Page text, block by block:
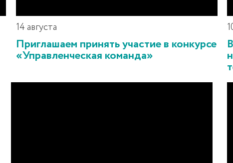
14 августа
Приглашаем принять участие в конкурсе
«Управленческая команда»